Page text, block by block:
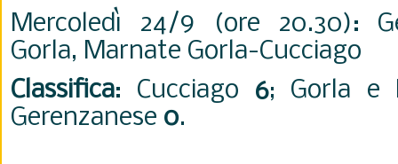
Mercoledì 24/9 (ore 20.30):
Gorla, Marnate Gorla-Cucciago
Classifica: Cucciago 6; Gorla e
Gerenzanese 0.